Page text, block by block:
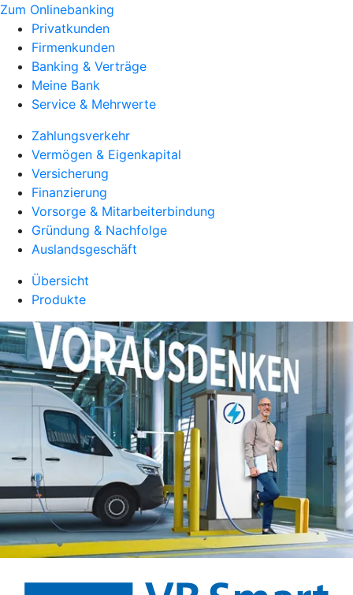
Zum Onlinebanking
Privatkunden
Firmenkunden
Banking & Verträge
Meine Bank
Service & Mehrwerte
Zahlungsverkehr
Vermögen & Eigenkapital
Versicherung
Finanzierung
Vorsorge & Mitarbeiterbindung
Gründung & Nachfolge
Auslandsgeschäft
Übersicht
Produkte